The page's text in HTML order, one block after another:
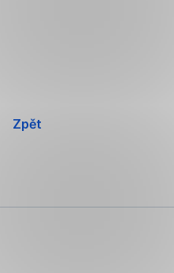
Zpět